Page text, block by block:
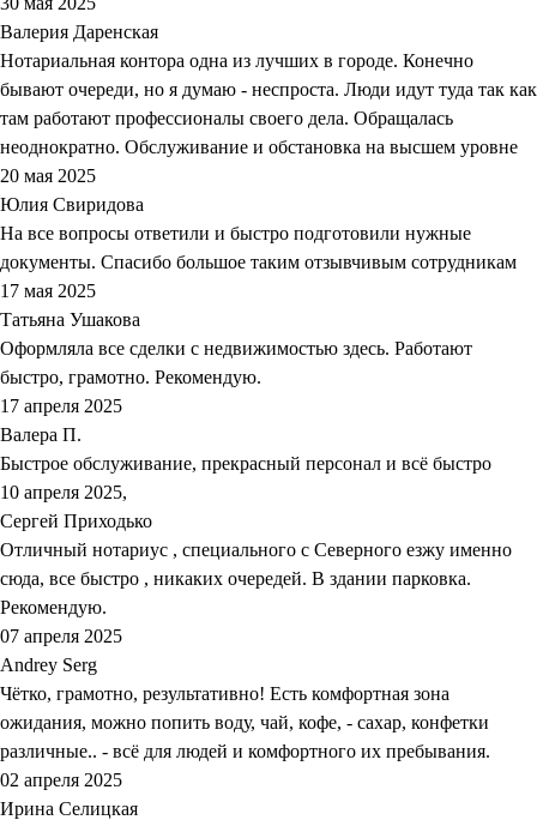
Валерия Даренская
Нотариальная контора одна из лучших в городе. Конечно
бывают очереди, но я думаю - неспроста. Люди идут туда так как
там работают профессионалы своего дела. Обращалась
неоднократно. Обслуживание и обстановка на высшем уровне
20 мая 2025
Юлия Свиридова
На все вопросы ответили и быстро подготовили нужные
документы. Спасибо большое таким отзывчивым сотрудникам
17 мая 2025
Татьяна Ушакова
Оформляла все сделки с недвижимостью здесь. Работают
быстро, грамотно. Рекомендую.
17 апреля 2025
Валера П.
Быстрое обслуживание, прекрасный персонал и всё быстро
10 апреля 2025,
Сергей Приходько
Отличный нотариус , специального с Северного езжу именно
сюда, все быстро , никаких очередей. В здании парковка.
Рекомендую.
07 апреля 2025
Andrey Serg
Чётко, грамотно, результативно! Есть комфортная зона
ожидания, можно попить воду, чай, кофе, - сахар, конфетки
различные.. - всё для людей и комфортного их пребывания.
02 апреля 2025
Ирина Селицкая